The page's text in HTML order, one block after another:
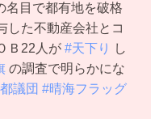
名目で都有地を破格
した不動産会社とコ
Ｂ22人が #天下り
し
の調査で明らかにな
議団 #晴海フラッグ